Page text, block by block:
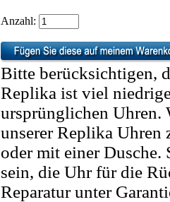
Anzahl:
Bitte berücksichtigen,
Replika ist viel
ursprünglichen Uhren.
unserer Replika Uhren
oder mit einer
sein, die Uhr für die
Reparatur unter